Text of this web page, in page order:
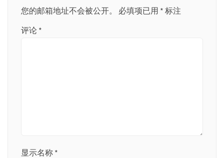
您的邮箱地址不会被公开。 必填项已用 * 标注
评论 *
显示名称 *